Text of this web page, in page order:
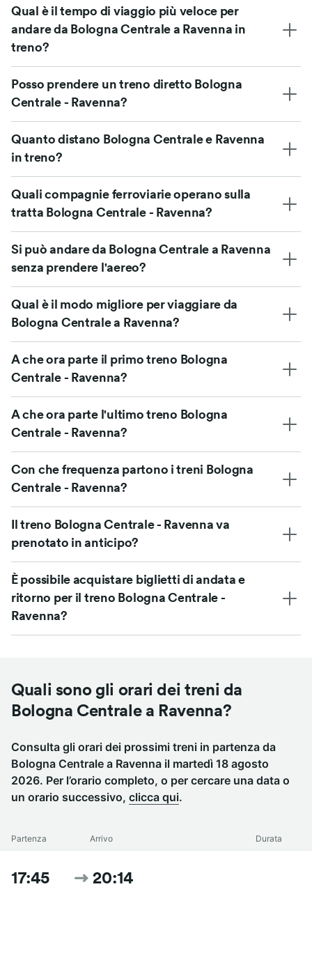
Qual è il tempo di viaggio più veloce per
andare da Bologna Centrale a Ravenna in
treno?
Posso prendere un treno diretto Bologna
Centrale - Ravenna?
Quanto distano Bologna Centrale e Ravenna
in treno?
Quali compagnie ferroviarie operano sulla
tratta Bologna Centrale - Ravenna?
Si può andare da Bologna Centrale a Ravenna
senza prendere l'aereo?
Qual è il modo migliore per viaggiare da
Bologna Centrale a Ravenna?
A che ora parte il primo treno Bologna
Centrale - Ravenna?
A che ora parte l'ultimo treno Bologna
Centrale - Ravenna?
Con che frequenza partono i treni Bologna
Centrale - Ravenna?
Il treno Bologna Centrale - Ravenna va
prenotato in anticipo?
È possibile acquistare biglietti di andata e
ritorno per il treno Bologna Centrale -
Ravenna?
Quali sono gli orari dei treni da
Bologna Centrale a Ravenna?
Consulta gli orari dei prossimi treni in partenza da
Bologna Centrale a Ravenna il martedì 18 agosto
2026. Per l’orario completo, o per cercare una data o
un orario successivo, clicca qui.
Partenza Arrivo Durata
17:45 20:14